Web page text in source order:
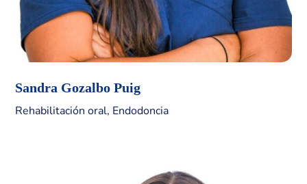
Sandra Gozalbo Puig
Rehabilitación oral, Endodoncia